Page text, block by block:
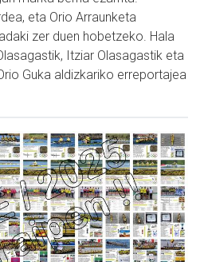
eta Orio Arraunketa
zer duen hobetzeko. Hala
Itziar Olasagastik eta
Guka aldizkariko erreportajea